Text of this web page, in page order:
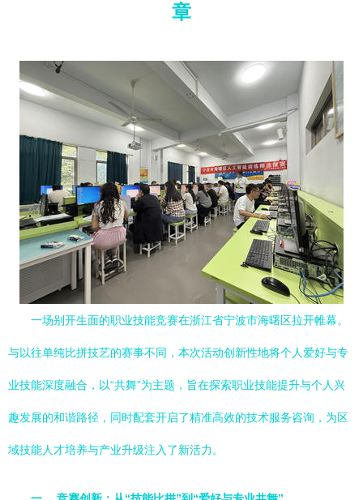
章
一场别开生面的职业技能竞赛在浙江省宁波市海曙区拉开帷幕。
与以往单纯比拼技艺的赛事不同，本次活动创新性地将个人爱好与专
业技能深度融合，以“共舞”为主题，旨在探索职业技能提升与个人兴
趣发展的和谐路径，同时配套开启了精准高效的技术服务咨询，为区
域技能人才培养与产业升级注入了新活力。